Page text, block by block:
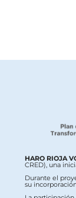
HARO RIOJA
CRED), una
Durante el
su